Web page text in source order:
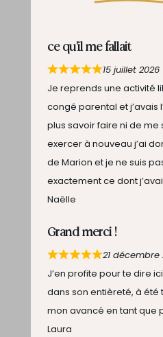
ce qu'il me fallait
15 juillet 2026
Je reprends une activité
congé parental et j’avais
plus savoir faire ni de me
exercer à nouveau j’ai
de Marion et je ne suis
exactement ce dont
Naëlle
Grand merci !
21 décembre
J’en profite pour te dire
dans son entièreté, à
mon avancé en tant que
Laura